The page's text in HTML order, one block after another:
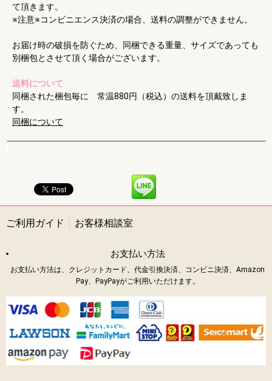
て頂きます。
※注意※コンビニエンス決済の場合、送料の調整ができません。
お届け時の破損を防ぐため、同梱できる重量、サイズであっても
別梱包とさせて頂く場合がございます。
送料について
同梱された梱包毎に 常温880円（税込）の送料を頂戴致しま
す。
同梱について
ご利用ガイド お客様相談室
お支払い方法
お支払い方法は、クレジットカード、代金引換決済、コンビニ決済、Amazon
Pay、PayPayがご利用いただけます。